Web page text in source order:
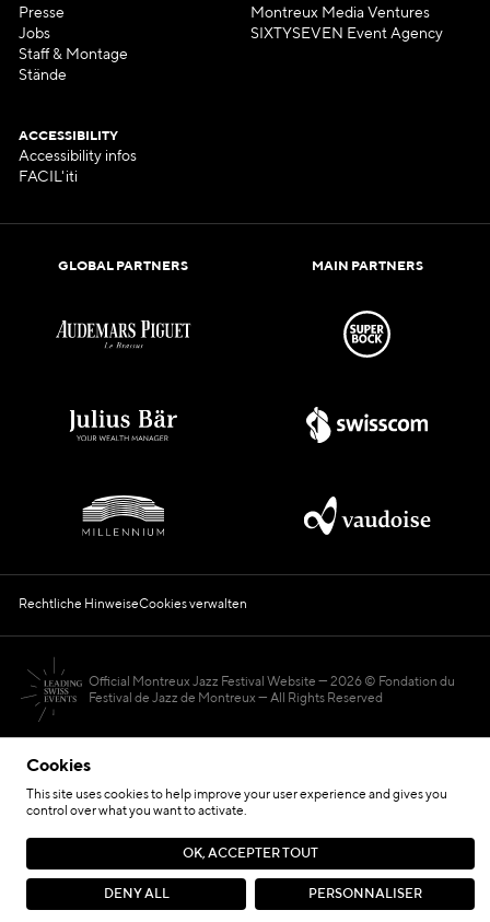
Cookies
This site uses cookies to help improve your user experience and gives you
control over what you want to activate.
PERSONNALISER
DENY ALL
OK, ACCEPTER TOUT
Presse
Jobs
Staff & Montage
Stände
Montreux Media Ventures
SIXTYSEVEN Event Agency
ACCESSIBILITY
Accessibility infos
FACIL'iti
GLOBAL PARTNERS MAIN PARTNERS
Rechtliche HinweiseCookies verwalten
Official Montreux Jazz Festival Website
2026 © Fondation du
Festival de Jazz de Montreux — All Rights Reserved
Hosted by